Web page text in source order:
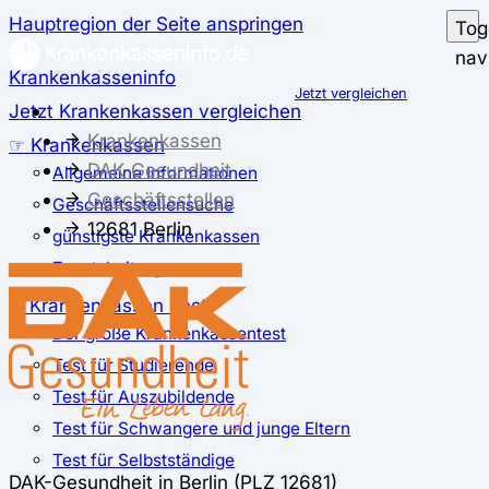
Hauptregion der Seite anspringen
Krankenkasseninfo
Jetzt Krankenkassen vergleichen
☞ Krankenkassen
Allgemeine Informationen
Geschäftsstellensuche
günstigste Krankenkassen
Zusatzbeitrag
✅ Krankenkassen Test
Der große Krankenkassentest
Test für Studierende
Test für Auszubildende
Test für Schwangere und junge Eltern
Test für Selbstständige
Jetzt vergleichen
Krankenkassen
DAK-Gesundheit
Geschäftsstellen
12681 Berlin
DAK-Gesundheit in Berlin (PLZ 12681)